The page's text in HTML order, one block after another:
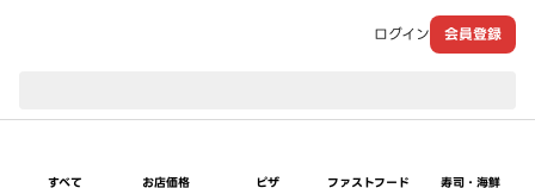
ログイン 会員登録
すべて お店価格 ピザ ファストフード 寿司・海鮮